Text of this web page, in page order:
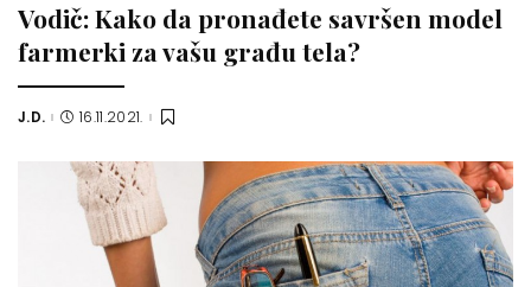
Vodič: Kako da pronađete savršen model
farmerki za vašu građu tela?
Posted
J.D. 16.11.2021.